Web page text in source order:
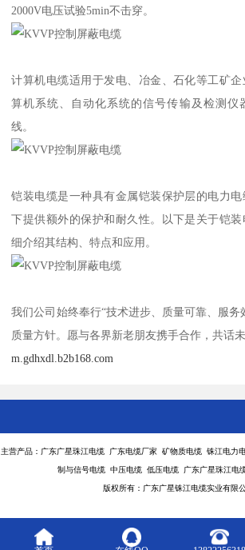
2000V电压试验5min不击穿。
计算机电缆适用于发电、冶金、石化等工矿
算机系统、自动化系统的信号传输及检测仪
线。
铠装电缆是一种具有金属铠装保护层的电力
下提供额外的保护和耐久性。以下是关于铠
细介绍其结构、特点和应用。
我们公司始终奉行“技术进步、质量可靠、服务
质量方针。愿与各界新老朋友携手合作，共话未
m.gdhxdl.b2b168.com
主营产品：广东广星珠江电缆 广东电缆厂家 矿物质电缆 铢江电
制与信号电缆 中压电缆 低压电缆 广东广星珠江电
版权所有：广东广星铢江电缆实业有限